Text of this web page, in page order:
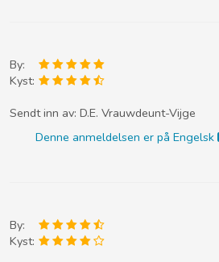
By:
Kyst:
Sendt inn av: D.E. Vrauwdeunt-Vijge
Denne anmeldelsen er på Engelsk
By:
Kyst: